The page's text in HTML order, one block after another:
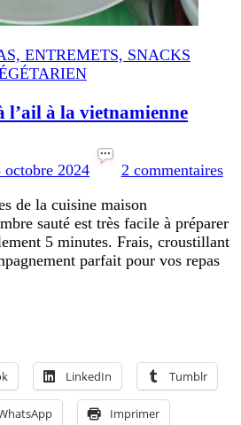
ENTREMETS, SNACKS
l’ail à la vietnamienne
octobre 2024 2 commentaires
à
de la cuisine maison
sauté est très facile à préparer
5 minutes. Frais, croustillant
parfait pour vos repas
LinkedIn Tumblr
Imprimer